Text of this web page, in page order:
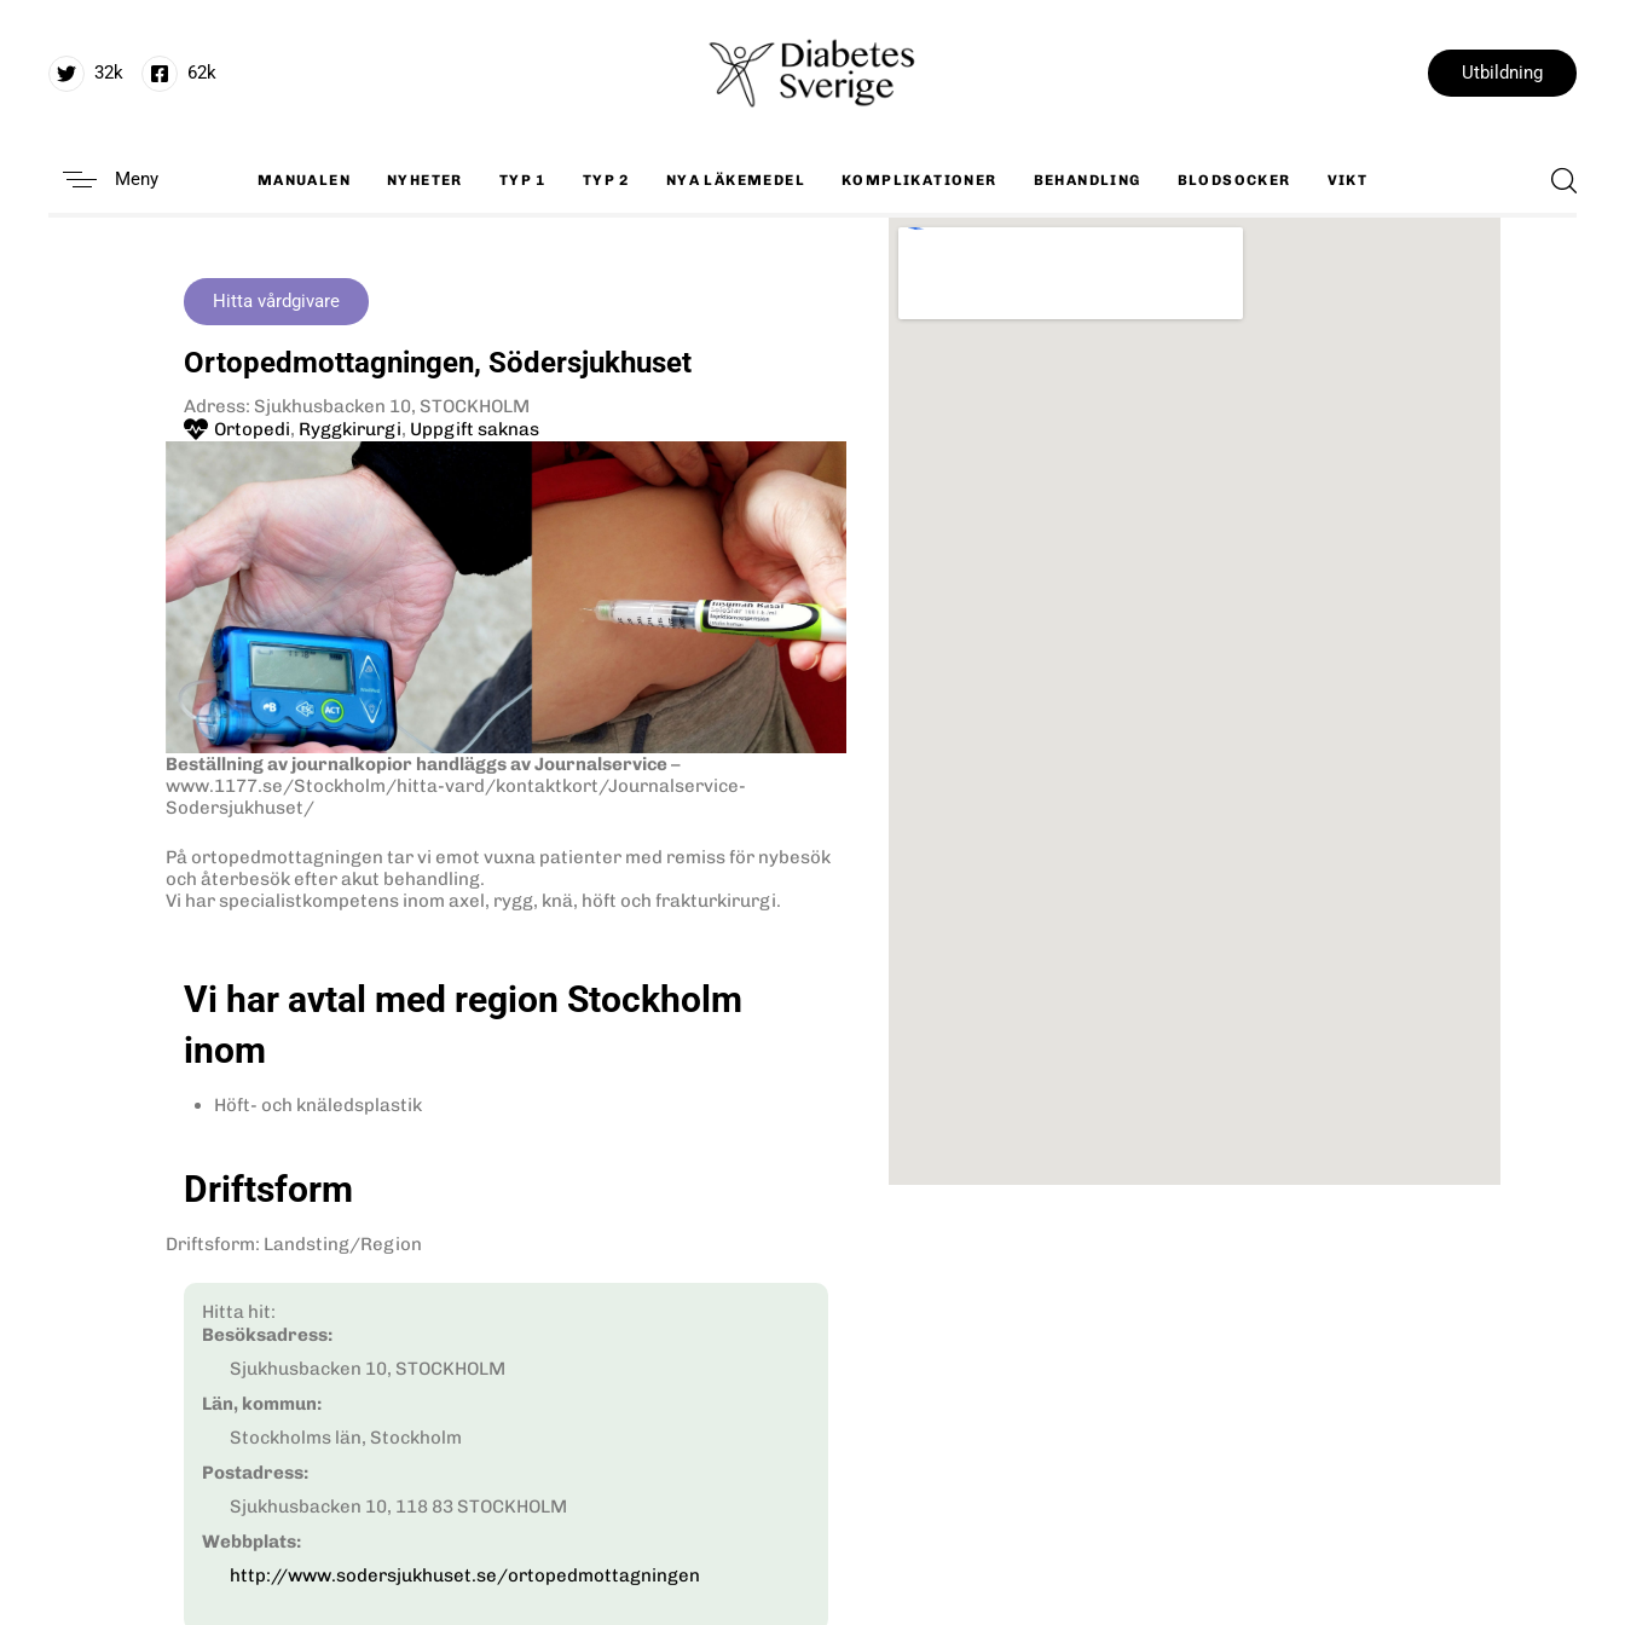
32k 62k Utbildning
Meny MANUALEN NYHETER TYP 1 TYP 2 NYA LÄKEMEDEL KOMPLIKATIONER BEHANDLING BLODSOCKER VIKT
Hitta vårdgivare
Ortopedmottagningen, Södersjukhuset
Adress: Sjukhusbacken 10, STOCKHOLM
Ortopedi, Ryggkirurgi, Uppgift saknas
Beställning av journalkopior handläggs av Journalservice–
www.1177.se/Stockholm/hitta-vard/kontaktkort/Journalservice-
Sodersjukhuset/
På ortopedmottagningen tar vi emot vuxna patienter med remiss för nybesök
och återbesök efter akut behandling.
Vi har specialistkompetens inom axel, rygg, knä, höft och frakturkirurgi.
Vi har avtal med region Stockholm
inom
Höft- och knäledsplastik
Driftsform
Driftsform: Landsting/Region
Hitta hit:
Besöksadress:
Sjukhusbacken 10, STOCKHOLM
Län, kommun:
Stockholms län, Stockholm
Postadress:
Sjukhusbacken 10, 118 83 STOCKHOLM
Webbplats:
http://www.sodersjukhuset.se/ortopedmottagningen